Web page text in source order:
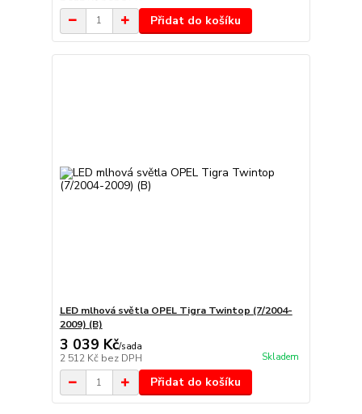
Přidat do košíku
LED mlhová světla OPEL Tigra Twintop (7/2004-
2009) (B)
3 039 Kč/sada
2 512 Kč bez DPH Skladem
Přidat do košíku